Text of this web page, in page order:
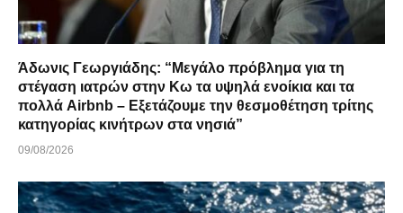
Άδωνις Γεωργιάδης: “Μεγάλο πρόβλημα για τη
στέγαση ιατρών στην Κω τα υψηλά ενοίκια και τα
πολλά Airbnb – Εξετάζουμε την θεσμοθέτηση τρίτης
κατηγορίας κινήτρων στα νησιά”
09/08/2026